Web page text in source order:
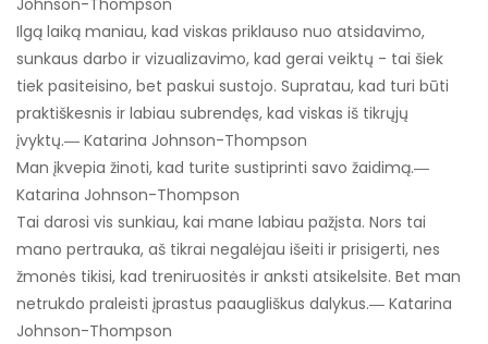
Ilgą laiką maniau, kad viskas priklauso nuo atsidavimo,
sunkaus darbo ir vizualizavimo, kad gerai veiktų - tai šiek
tiek pasiteisino, bet paskui sustojo. Supratau, kad turi būti
praktiškesnis ir labiau subrendęs, kad viskas iš tikrųjų
įvyktų.― Katarina Johnson-Thompson
Man įkvepia žinoti, kad turite sustiprinti savo žaidimą.―
Katarina Johnson-Thompson
Tai darosi vis sunkiau, kai mane labiau pažįsta. Nors tai
mano pertrauka, aš tikrai negalėjau išeiti ir prisigerti, nes
žmonės tikisi, kad treniruositės ir anksti atsikelsite. Bet man
netrukdo praleisti įprastus paaugliškus dalykus.― Katarina
Johnson-Thompson